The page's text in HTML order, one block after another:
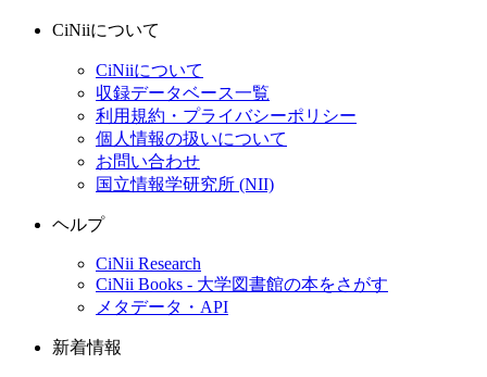
CiNiiについて
CiNiiについて
収録データベース一覧
利用規約・プライバシーポリシー
個人情報の扱いについて
お問い合わせ
国立情報学研究所 (NII)
ヘルプ
CiNii Research
CiNii Books - 大学図書館の本をさがす
メタデータ・API
新着情報